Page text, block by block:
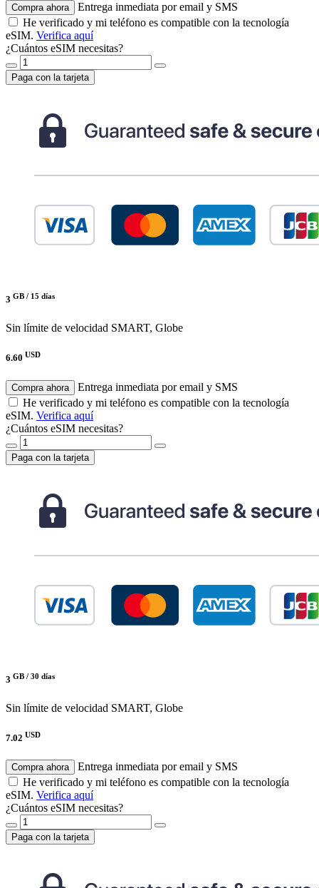
Compra ahora
Entrega inmediata por email y SMS
He verificado y mi teléfono es compatible con la tecnología
eSIM. Verifica aquí
¿Cuántos eSIM necesitas?
Paga con la tarjeta
3 GB / 15 días
Sin límite de velocidad SMART, Globe
6.60 USD
Compra ahora
Entrega inmediata por email y SMS
He verificado y mi teléfono es compatible con la tecnología
eSIM. Verifica aquí
¿Cuántos eSIM necesitas?
Paga con la tarjeta
3 GB / 30 días
Sin límite de velocidad SMART, Globe
7.02 USD
Compra ahora
Entrega inmediata por email y SMS
He verificado y mi teléfono es compatible con la tecnología
eSIM. Verifica aquí
¿Cuántos eSIM necesitas?
Paga con la tarjeta